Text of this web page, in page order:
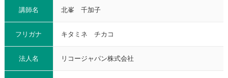
講師名 北峯 千加子
フリガナ キタミネ チカコ
法人名 リコージャパン株式会社